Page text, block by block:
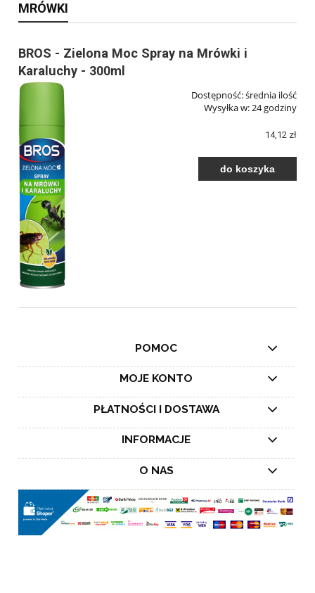
MRÓWKI
BROS - Zielona Moc Spray na Mrówki i
Karaluchy - 300ml
Dostępność:średnia ilość
Wysyłka w:24 godziny
14,12 zł
do koszyka
POMOC
MOJE KONTO
PŁATNOŚCI I DOSTAWA
INFORMACJE
O NAS